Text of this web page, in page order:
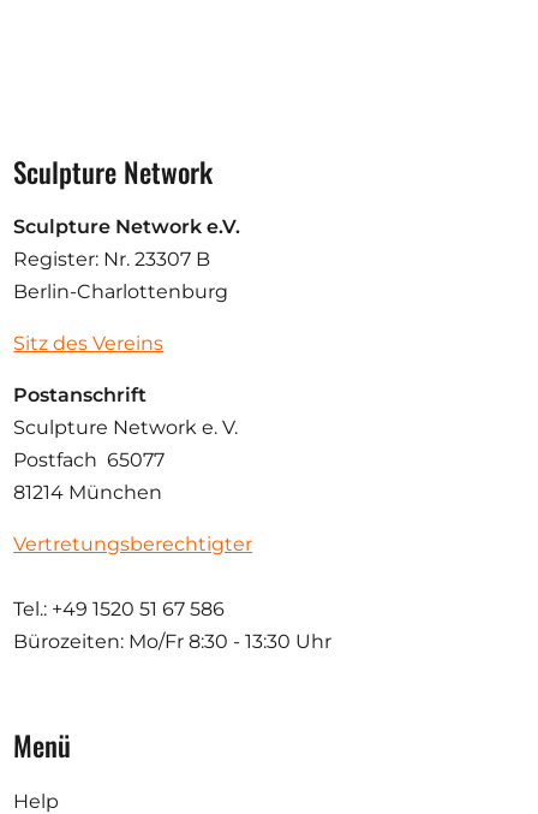
Sculpture Network
Sculpture Network e.V.
Register: Nr. 23307 B
Berlin-Charlottenburg
Sitz des Vereins
Postanschrift
Sculpture Network e. V.
Postfach 65077
81214 München
Vertretungsberechtigter
Tel.: +49 1520 51 67 586
Bürozeiten: Mo/Fr 8:30 - 13:30 Uhr
Menü
Help